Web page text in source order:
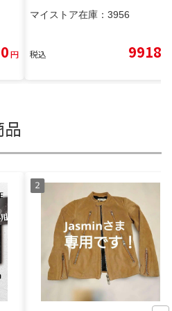
円
マイストア在庫： 3956
税込 9918